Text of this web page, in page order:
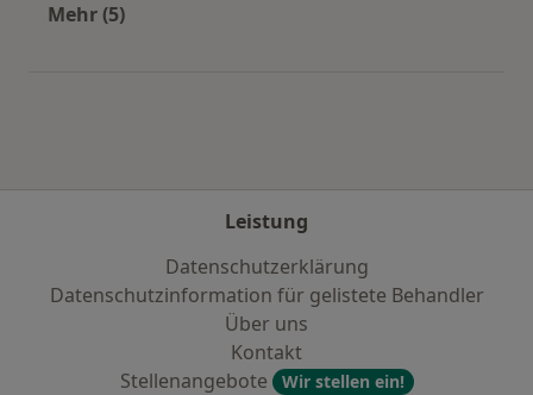
Mehr (5)
Leistung
Datenschutzerklärung
Datenschutzinformation für gelistete Behandler
Über uns
Kontakt
Stellenangebote
Wir stellen ein!